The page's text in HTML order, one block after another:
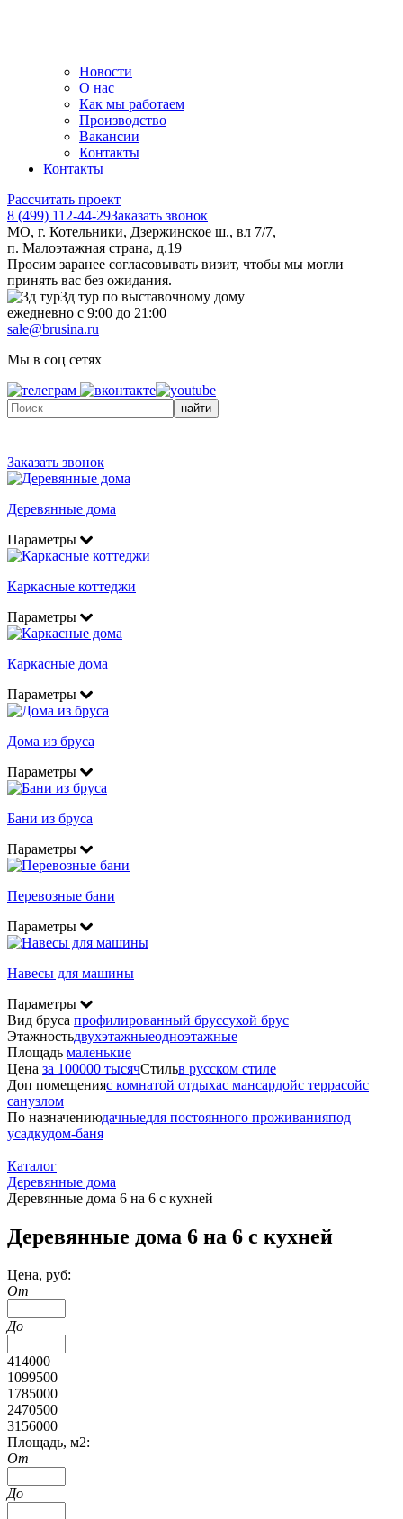
Новости
О нас
Как мы работаем
Производство
Вакансии
Контакты
Контакты
Рассчитать проект
8 (499) 112-44-29Заказать звонок
МО, г. Котельники, Дзержинское ш., вл 7/7,
п. Малоэтажная страна, д.19
Просим заранее согласовывать визит, чтобы мы могли
принять вас без ожидания.
3д тур по выставочному дому
ежедневно с 9:00 до 21:00
sale@brusina.ru
Мы в соц сетях
найти
Заказать звонок
Деревянные дома
Параметры
Каркасные коттеджи
Параметры
Каркасные дома
Параметры
Дома из бруса
Параметры
Бани из бруса
Параметры
Перевозные бани
Параметры
Навесы для машины
Параметры
Вид бруса профилированный бруссухой брус
Этажностьдвухэтажныеодноэтажные
Площадь маленькие
Цена за 100000 тысячСтильв русском стиле
Доп помещенияс комнатой отдыхас мансардойс террасойс
санузлом
По назначениюдачныедля постоянного проживанияпод
усадкудом-баня
Каталог
Деревянные дома
Деревянные дома 6 на 6 с кухней
Деревянные дома 6 на 6 с кухней
Цена, руб:
От
До
414000
1099500
1785000
2470500
3156000
Площадь, м2:
От
До